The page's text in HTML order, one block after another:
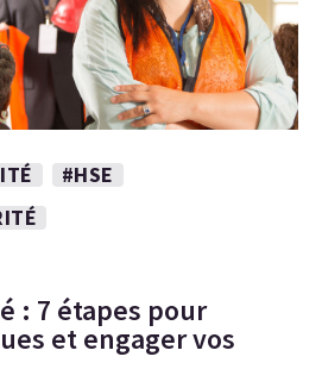
#HSE
: 7 étapes pour
et engager vos